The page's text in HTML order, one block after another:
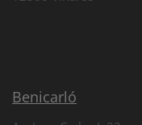
Benicarló